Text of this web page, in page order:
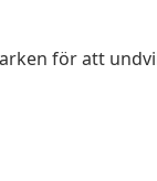
för att